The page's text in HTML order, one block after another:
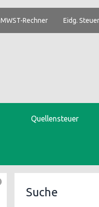
MWST-Rechner Eidg.
Quellensteuer
Suche